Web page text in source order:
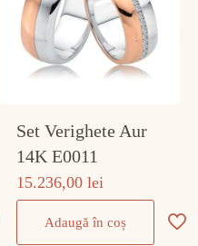
Set Verighete Aur
14K E0011
15.236,00lei
Adaugă în coș